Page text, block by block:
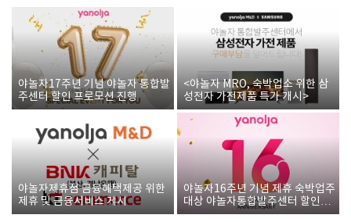
야놀자17주년 기념 야놀자 통합발
주센터 할인 프로모션 진행
<야놀자 MRO, 숙박업소 위한 삼
성전자 가전제품 특가 개시>
야놀자제휴점 금융혜택제공 위한
제휴 및 금융서비스 게시
야놀자16주년 기념 제휴 숙박업주
대상 야놀자통합발주센터 할인쿠
폰 증정